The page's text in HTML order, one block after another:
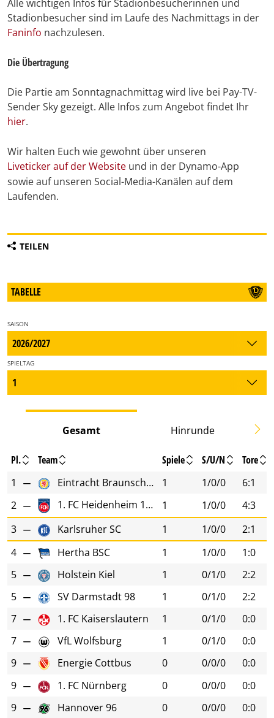
Alle wichtigen Infos für Stadionbesucherinnen und
Stadionbesucher sind im Laufe des Nachmittags in der
Faninfo nachzulesen.
Die Übertragung
Die Partie am Sonntagnachmittag wird live bei Pay-TV-
Sender Sky gezeigt. Alle Infos zum Angebot findet Ihr
hier.
Wir halten Euch wie gewohnt über unseren
Liveticker auf der Website und in der Dynamo-App
sowie auf unseren Social-Media-Kanälen auf dem
Laufenden.
TEILEN
TABELLE
SAISON
SPIELTAG
Gesamt Hinrunde
Pl. Team Spiele S/U/N
Tore
1
Eintracht Braunschweig 1 1/0/0
6:1
2
1. FC Heidenheim 1846 1 1/0/0
4:3
3
Karlsruher SC 1 1/0/0
2:1
4
Hertha BSC 1 1/0/0
1:0
5
Holstein Kiel 1 0/1/0
2:2
5
SV Darmstadt 98 1 0/1/0
2:2
7
1. FC Kaiserslautern 1 0/1/0
0:0
7
VfL Wolfsburg 1 0/1/0
0:0
9
Energie Cottbus 0 0/0/0
0:0
9
1. FC Nürnberg 0 0/0/0
0:0
9
Hannover 96 0 0/0/0
0:0